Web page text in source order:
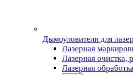
Дымоуловители для
Лазерная
Лазерная очистка,
Лазерная